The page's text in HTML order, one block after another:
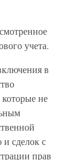
учета.
в
не
сделок с
прав